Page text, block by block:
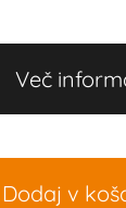
Več
Dodaj v